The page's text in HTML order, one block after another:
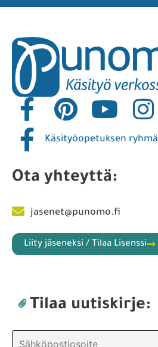
Käsityöopetuksen ryhmä
Ota yhteyttä:
jasenet@punomo.fi
Liity jäseneksi / Tilaa Lisenssi
Tilaa uutiskirje: